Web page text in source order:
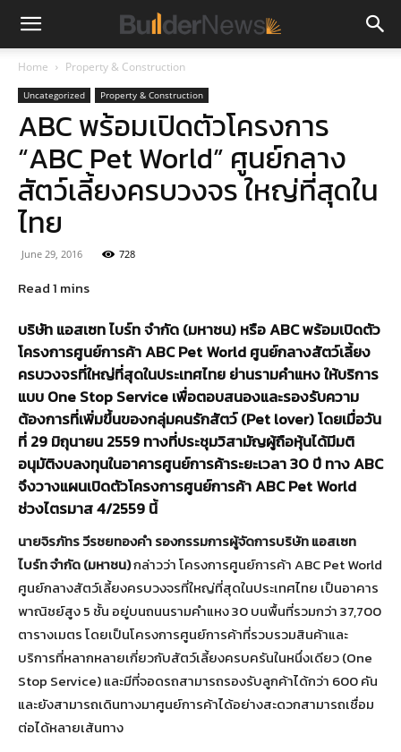
Home Property & Construction
Uncategorized Property & Construction
ABC พร้อมเปิดตัวโครงการ
“ABC Pet World” ศูนย์กลาง
สัตว์เลี้ยงครบวงจร ใหญ่ที่สุดใน
ไทย
June 29, 2016 728
บริษัท แอสเซท ไบร์ท จำกัด (มหาชน) หรือ ABC พร้อมเปิดตัว
โครงการศูนย์การค้า ABC Pet World ศูนย์กลางสัตว์เลี้ยง
ครบวงจรที่ใหญ่ที่สุดในประเทศไทย ย่านรามคำแหง ให้บริการ
แบบ One Stop Service เพื่อตอบสนองและรองรับความ
ต้องการที่เพิ่มขึ้นของกลุ่มคนรักสัตว์ (Pet lover) โดยเมื่อวัน
ที่ 29 มิถุนายน 2559 ทางที่ประชุมวิสามัญผู้ถือหุ้นได้มีมติ
อนุมัติงบลงทุนในอาคารศูนย์การค้าระยะเวลา 30 ปี ทาง ABC
จึงวางแผนเปิดตัวโครงการศูนย์การค้า ABC Pet World
ช่วงไตรมาส 4/2559 นี้
นายจิรภัทร วีรชยทองคำ รองกรรมการผู้จัดการบริษัท แอสเซท
ไบร์ท จำกัด (มหาชน)กล่าวว่า โครงการศูนย์การค้า ABC Pet World
ศูนย์กลางสัตว์เลี้ยงครบวงจรที่ใหญ่ที่สุดในประเทศไทย เป็นอาคาร
พาณิชย์สูง 5 ชั้น อยู่บนถนนรามคำแหง 30 บนพื้นที่รวมกว่า 37,700
ตารางเมตร โดยเป็นโครงการศูนย์การค้าที่รวบรวมสินค้าและ
บริการที่หลากหลายเกี่ยวกับสัตว์เลี้ยงครบครันในหนึ่งเดียว (One
Stop Service) และมีที่จอดรถสามารถรองรับลูกค้าได้กว่า 600 คัน
และยังสามารถเดินทางมาศูนย์การค้าได้อย่างสะดวกสามารถเชื่อม
ต่อได้หลายเส้นทาง